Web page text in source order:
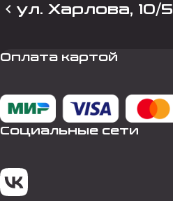
ул. Харлова, 10/5
Оплата картой
Социальные сети